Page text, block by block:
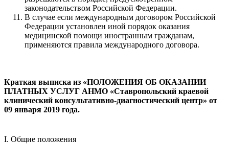
законодательством Российской Федерации.
В случае если международным договором Российской
Федерации установлен иной порядок оказания
медицинской помощи иностранным гражданам,
применяются правила международного договора.
Краткая выписка из «ПОЛОЖЕНИЯ ОБ ОКАЗАНИИ
ПЛАТНЫХ УСЛУГ АНМО «Ставропольский краевой
клинический консультативно-диагностический центр» от
09 января 2019 года.
I. Общие положения